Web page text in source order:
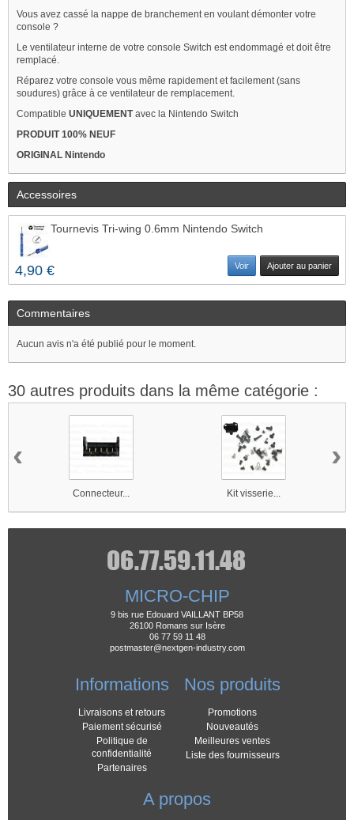
Vous avez cassé la nappe de branchement en voulant démonter votre
console ?
Le ventilateur interne de votre console Switch est endommagé et doit être
remplacé.
Réparez votre console vous même rapidement et facilement (sans
soudures) grâce à ce ventilateur de remplacement.
Compatible UNIQUEMENTavec la Nintendo Switch
PRODUIT 100% NEUF
ORIGINAL Nintendo
Accessoires
Tournevis Tri-wing 0.6mm Nintendo Switch
4,90 € Ajouter au panier
Voir
Commentaires
Aucun avis n'a été publié pour le moment.
30 autres produits dans la même catégorie :
Connecteur... Kit visserie...
‹ ›
MICRO-CHIP
9 bis rue Edouard VAILLANT BP58
26100 Romans sur Isère
06 77 59 11 48
postmaster@nextgen-industry.com
Informations
Livraisons et retours
Paiement sécurisé
Politique de
confidentialité
Partenaires
Nos produits
Promotions
Nouveautés
Meilleures ventes
Liste des fournisseurs
A propos